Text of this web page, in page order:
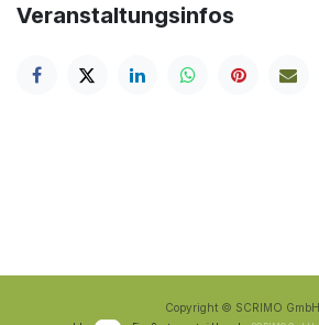
Veranstaltungsinfos
Copyright © SCRIMO GmbH